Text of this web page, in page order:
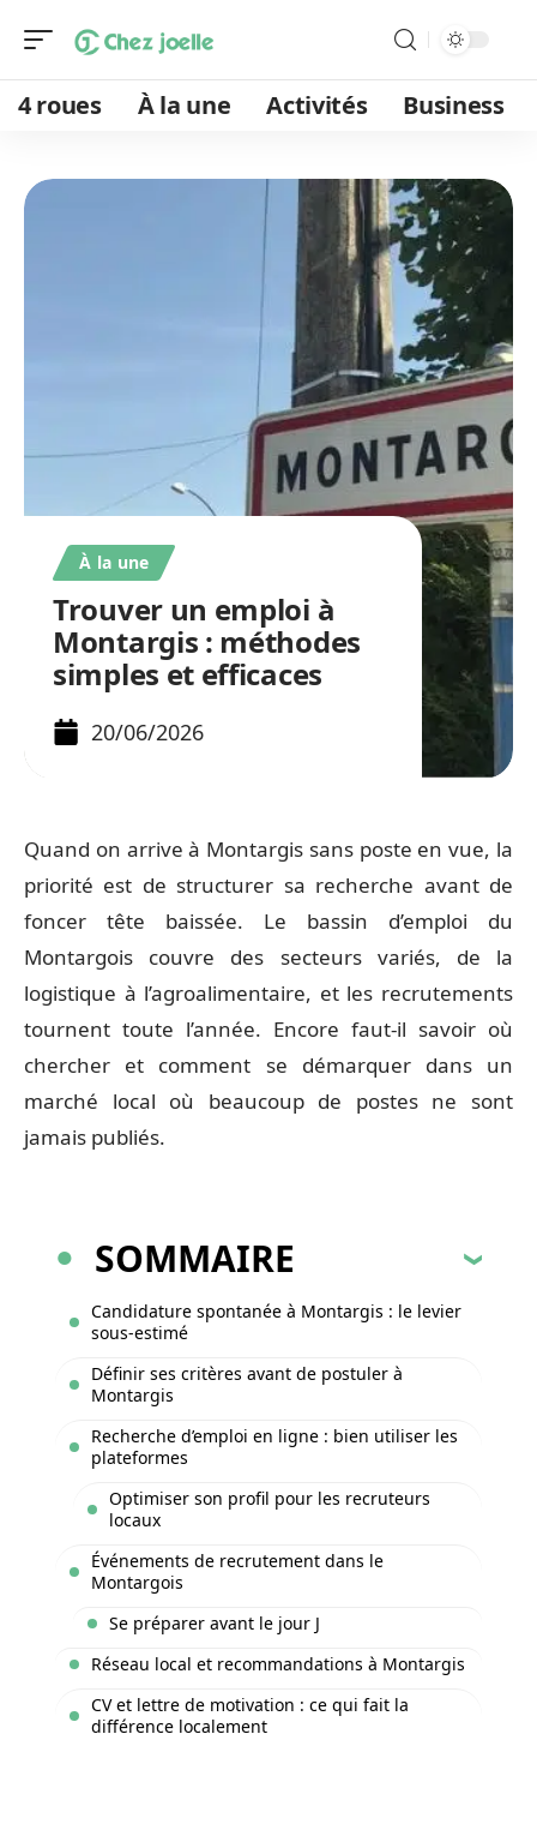
4 roues À la une Activités Business
À la une
Trouver un emploi à
Montargis : méthodes
simples et efficaces
20/06/2026
Quand on arrive à Montargis sans poste en vue, la
priorité est de structurer sa recherche avant de
foncer tête baissée. Le bassin d’emploi du
Montargois couvre des secteurs variés, de la
logistique à l’agroalimentaire, et les recrutements
tournent toute l’année. Encore faut-il savoir où
chercher et comment se démarquer dans un
marché local où beaucoup de postes ne sont
jamais publiés.
SOMMAIRE
Candidature spontanée à Montargis : le levier
sous-estimé
Définir ses critères avant de postuler à
Montargis
Recherche d’emploi en ligne : bien utiliser les
plateformes
Optimiser son profil pour les recruteurs
locaux
Événements de recrutement dans le
Montargois
Se préparer avant le jour J
Réseau local et recommandations à Montargis
CV et lettre de motivation : ce qui fait la
différence localement